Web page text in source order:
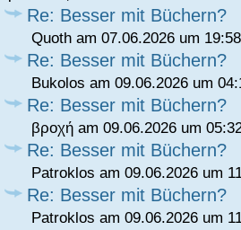
Re: Besser mit Büchern?
Quoth am 07.06.2026 um
Re: Besser mit Büchern?
Bukolos am 09.06.2026 um
Re: Besser mit Büchern?
βροχή am 09.06.2026 um
Re: Besser mit Büchern?
Patroklos am 09.06.2026 um
Re: Besser mit Büchern?
Patroklos am 09.06.2026 um